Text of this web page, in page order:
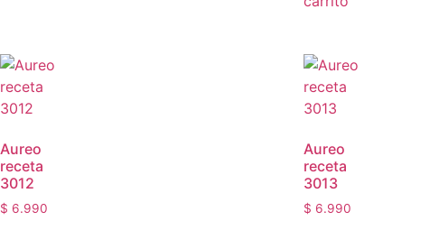
Aureo
receta
3012
$ 6.990
Aureo
receta
3013
$ 6.990